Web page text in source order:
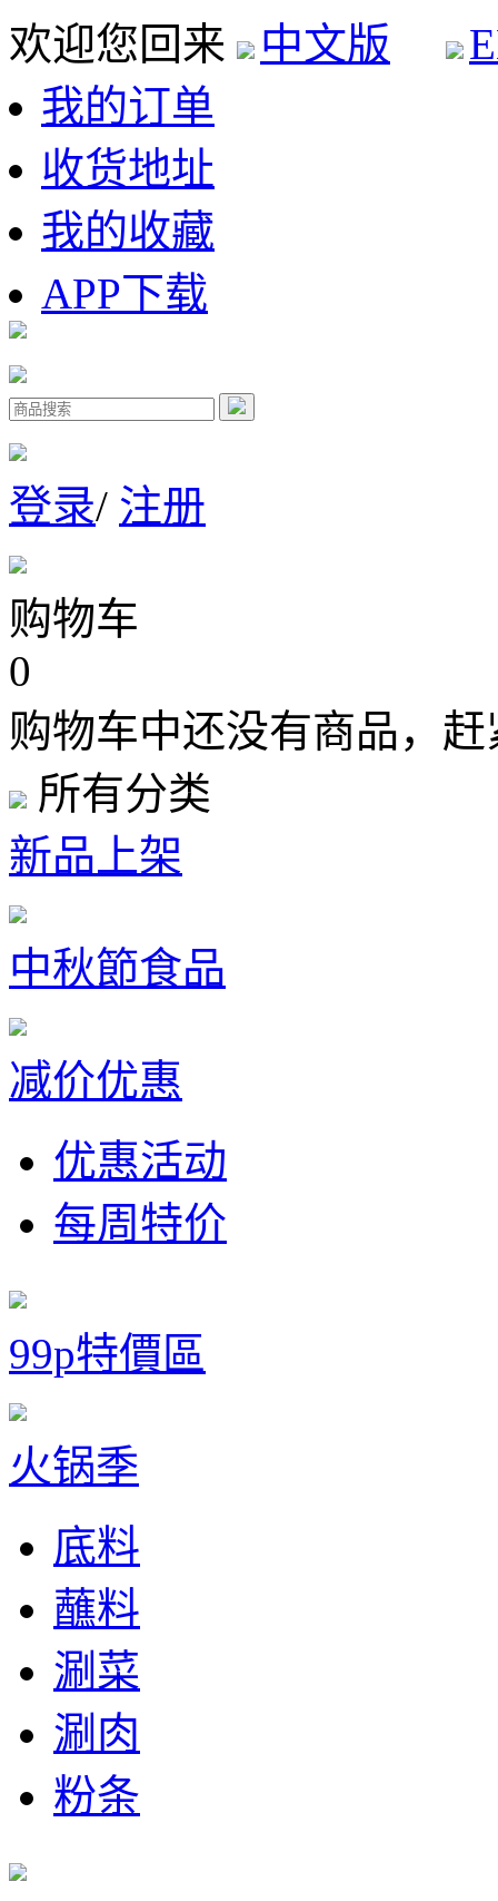
欢迎您回来 中文版
我的订单
收货地址
我的收藏
APP下载
登录/ 注册
购物车
0
购物车中还没有商品，
所有分类
新品上架
中秋節食品
减价优惠
优惠活动
每周特价
99p特價區
火锅季
底料
蘸料
涮菜
涮肉
粉条